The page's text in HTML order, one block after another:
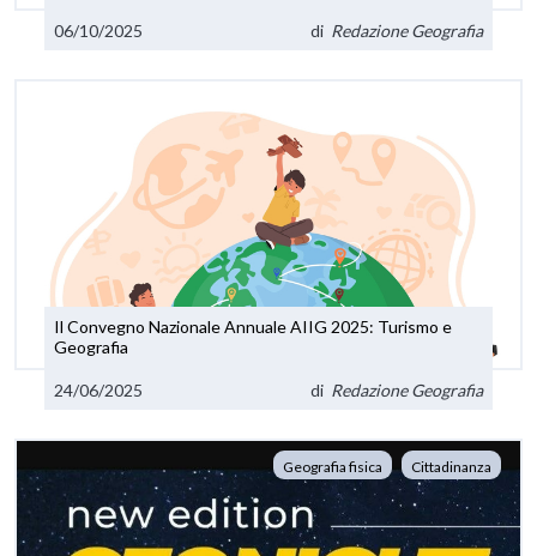
06/10/2025 di Redazione Geografia
Il Convegno Nazionale Annuale AIIG 2025: Turismo e
Geografia
24/06/2025 di Redazione Geografia
Geografia fisica Cittadinanza